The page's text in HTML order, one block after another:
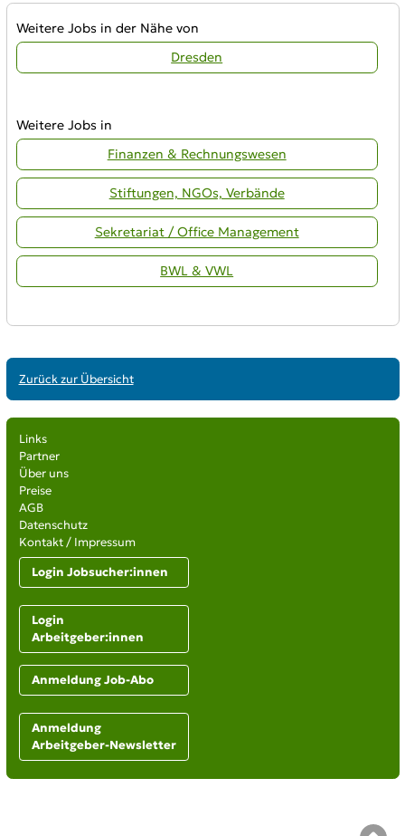
Weitere Jobs in der Nähe von
Dresden
Weitere Jobs in
Finanzen & Rechnungswesen
Stiftungen, NGOs, Verbände
Sekretariat / Office Management
BWL & VWL
Zurück zur Übersicht
Links
Partner
Über uns
Preise
AGB
Datenschutz
Kontakt / Impressum
Login Jobsucher:innen
Login
Arbeitgeber:innen
Anmeldung Job-Abo
Anmeldung
Arbeitgeber-Newsletter